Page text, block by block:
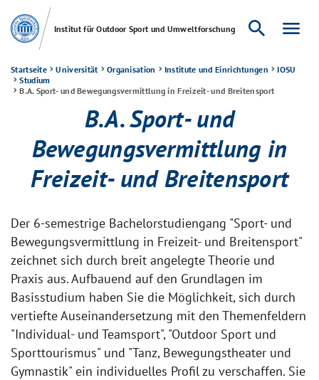
Institut für Outdoor Sport und Umweltforschung search menu
Startseite Universität Organisation Institute und Einrichtungen
IOSU
Studium
B.A. Sport- und Bewegungsvermittlung in Freizeit- und Breitensport
B.A. Sport- und
Bewegungsvermittlung in
Freizeit- und Breitensport
Der 6-semestrige Bachelorstudiengang "Sport- und
Bewegungsvermittlung in Freizeit- und Breitensport"
zeichnet sich durch breit angelegte Theorie und
Praxis aus. Aufbauend auf den Grundlagen im
Basisstudium haben Sie die Möglichkeit, sich durch
vertiefte Auseinandersetzung mit den Themenfeldern
"Individual- und Teamsport", "Outdoor Sport und
Sporttourismus" und "Tanz, Bewegungstheater und
Gymnastik" ein individuelles Profil zu verschaffen. Sie